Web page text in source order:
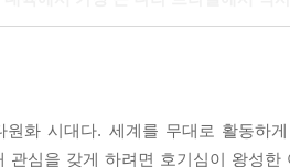
획되었다. 카카오프렌즈와 함께 상
원화 시대다. 세계를 무대로 활동하
관심을 갖게 하려면 호기심이 왕성